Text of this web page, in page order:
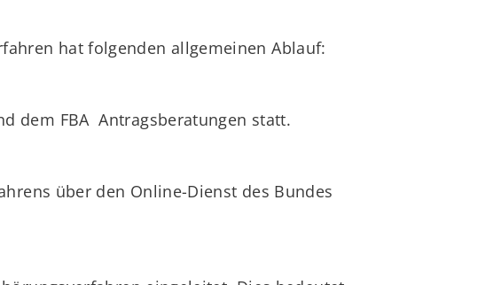
hat folgenden allgemeinen Ablauf:
dem FBA Antragsberatungen statt.
über den Online-Dienst des Bundes